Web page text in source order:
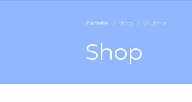
Startseite / Shop / Skulptur
Shop